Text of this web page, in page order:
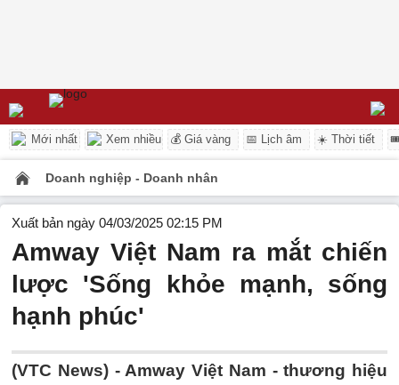
Mới nhất Xem nhiều 💰 Giá vàng 📅 Lịch âm ☀️ Thời tiết
Doanh nghiệp - Doanh nhân
Xuất bản ngày 04/03/2025 02:15 PM
Amway Việt Nam ra mắt chiến
lược 'Sống khỏe mạnh, sống
hạnh phúc'
(VTC News) - Amway Việt Nam - thương hiệu